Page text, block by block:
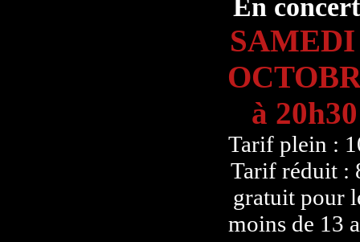
En
SAMEDI
à 20h30
Tarif plein :
Tarif réduit :
gratuit pour
moins de 13